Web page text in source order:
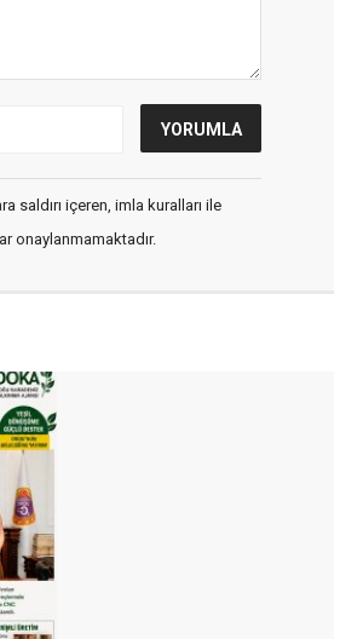
saldırı içeren, imla kuralları ile
onaylanmamaktadır.